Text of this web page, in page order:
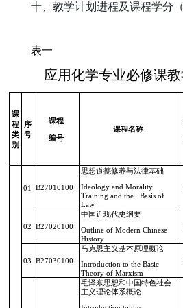
十、教学计划进程及课程学分
表一
应用化学专业必修课
课
程
类
别
序
号
课程
编号
课程名称
01 B27010100
思想道德修养与法律基础
Ideology and Morality
Training and the Basis of
Law
02 B27020100
中国近现代史纲要
Outline of Modern Chinese
History
03 B27030100
马克思主义基本原理概论
Introduction to the Basic
Theory of Marxism
毛泽东思想和中国特色社会
主义理论体系概论